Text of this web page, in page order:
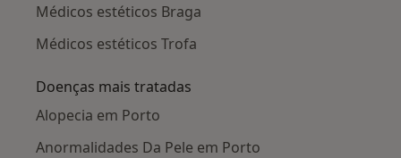
Médicos estéticos Braga
Médicos estéticos Trofa
Doenças mais tratadas
Alopecia em Porto
Anormalidades Da Pele em Porto